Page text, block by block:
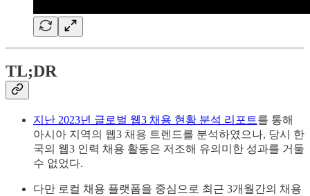
TL;DR
지난 2023년 글로벌 웹3 채용 현황 분석 리포트를 통해
아시아 지역의 웹3 채용 트렌드를 분석하였으나, 당시 한
국의 웹3 인력 채용 활동은 저조해 유의미한 성과를 거둘
수 없었다.
다만 로컬 채용 플랫폼을 중심으로 최근 3개월간의 채용